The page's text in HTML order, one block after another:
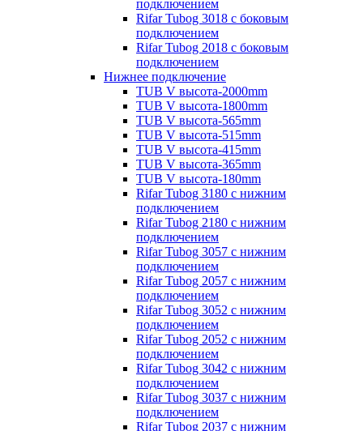
подключением
Rifar Tubog 3018 с боковым
подключением
Rifar Tubog 2018 с боковым
подключением
Нижнее подключение
TUB V высота-2000mm
TUB V высота-1800mm
TUB V высота-565mm
TUB V высота-515mm
TUB V высота-415mm
TUB V высота-365mm
TUB V высота-180mm
Rifar Tubog 3180 с нижним
подключением
Rifar Tubog 2180 с нижним
подключением
Rifar Tubog 3057 с нижним
подключением
Rifar Tubog 2057 с нижним
подключением
Rifar Tubog 3052 с нижним
подключением
Rifar Tubog 2052 с нижним
подключением
Rifar Tubog 3042 с нижним
подключением
Rifar Tubog 3037 с нижним
подключением
Rifar Tubog 2037 с нижним